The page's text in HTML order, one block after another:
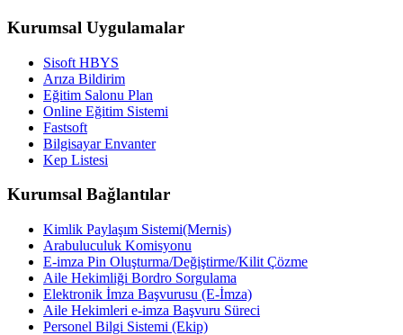
Kurumsal Uygulamalar
Sisoft HBYS
Arıza Bildirim
Eğitim Salonu Plan
Online Eğitim Sistemi
Fastsoft
Bilgisayar Envanter
Kep Listesi
Kurumsal Bağlantılar
Kimlik Paylaşım Sistemi(Mernis)
Arabuluculuk Komisyonu
E-imza Pin Oluşturma/Değiştirme/Kilit Çözme
Aile Hekimliği Bordro Sorgulama
Elektronik İmza Başvurusu (E-İmza)
Aile Hekimleri e-imza Başvuru Süreci
Personel Bilgi Sistemi (Ekip)